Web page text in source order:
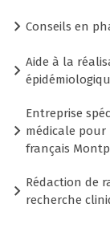
Conseils en
Aide à la
Entreprise
médicale
français
Rédaction de
recherche